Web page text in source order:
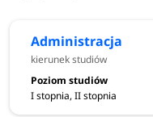
Administracja
kierunek studiów
I stopnia, II stopnia